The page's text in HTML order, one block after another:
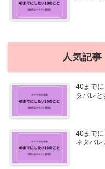
人気記事
40まで
タバレ
40まで
ネタバレ